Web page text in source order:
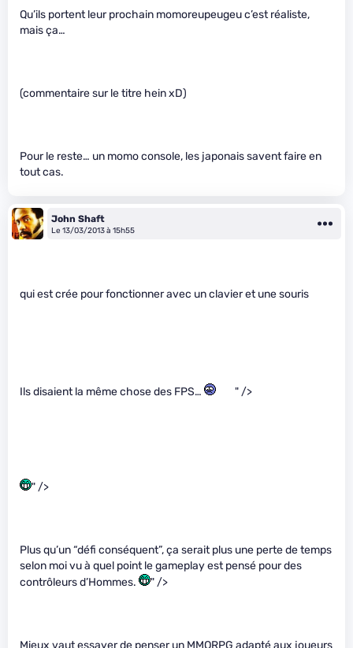
Qu’ils portent leur prochain momoreupeugeu c’est réaliste,
mais ça…
(commentaire sur le titre hein xD)
Pour le reste… un momo console, les japonais savent faire en
tout cas.
John Shaft
Le 13/03/2013 à 15h55
qui est crée pour fonctionner avec un clavier et une souris
Ils disaient la même chose des FPS… " />
" />
Plus qu’un “défi conséquent”, ça serait plus une perte de temps
selon moi vu à quel point le gameplay est pensé pour des
contrôleurs d’Hommes.
" />